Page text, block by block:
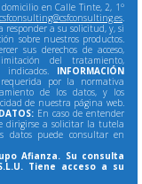
domicilio en Calle Tinte, 2, 1º
csfconsulting@csfconsulting.es.
a su solicitud, y, si
sobre nuestros productos.
sus derechos de acceso,
del tratamiento,
INFORMACIÓN
por la normativa
de los datos, y los
de nuestra página web.
En caso de entender
dirigirse a solicitar la tutela
datos puede consultar en
Afianza. Su consulta
Tiene acceso a su